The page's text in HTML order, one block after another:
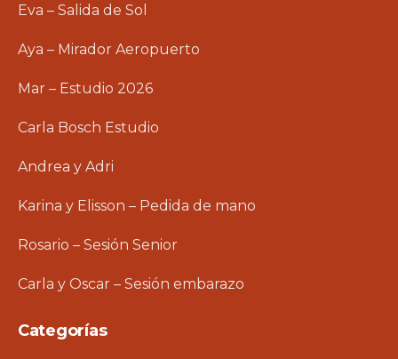
Eva – Salida de Sol
Aya – Mirador Aeropuerto
Mar – Estudio 2026
Carla Bosch Estudio
Andrea y Adri
Karina y Elisson – Pedida de mano
Rosario – Sesión Senior
Carla y Oscar – Sesión embarazo
Categorías